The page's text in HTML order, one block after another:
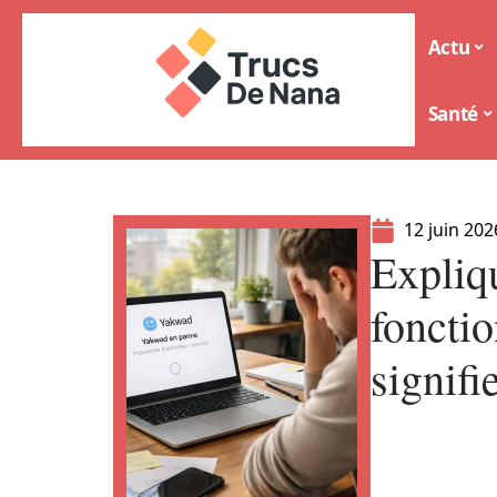
Actu
Santé
12 juin